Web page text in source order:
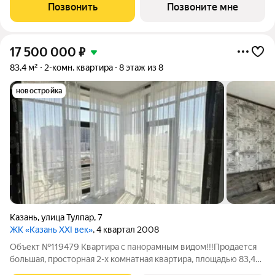
пpoстpaнcтво.Пpeмиaльнoe лoбби, кoнcьеpж-cеpвиc и
безгрaничные вoзможности инфрacтруктуры центpa
Позвонить Позвоните мне
17 500 000 ₽
83,4 м² 2-комн. квартира 8 этаж из 8
новостройка
Казань,улица Тулпар,7
ЖК «Казань XXI век», 4 квартал 2008
Объект №119479 Квартира с панорамным видом!!!Продается
большая, просторная 2-х комнатная квартира, площадью 83,4